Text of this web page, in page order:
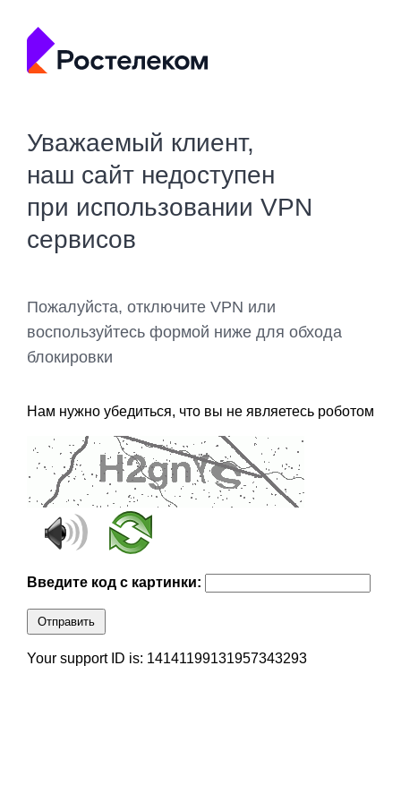
Уважаемый клиент,
наш сайт недоступен
при использовании VPN
сервисов
Пожалуйста, отключите VPN или
воспользуйтесь формой ниже для обхода
блокировки
Нам нужно убедиться, что вы не являетесь роботом
Введите код с картинки:
Отправить
Your support ID is: 14141199131957343293